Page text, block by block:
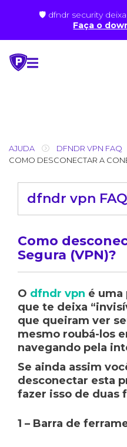
🛡 dfndr security
Faça o
content
AJUDA DFNDR VPN FAQ
COMO DESCONECTAR A
dfndr vpn FAQ
Como
Segura (VPN)?
O dfndr vpn é uma
que te deixa “
que queiram ver
mesmo roubá-los
navegando pela
Se ainda assim
desconectar esta
fazer isso de duas
1 – Barra de